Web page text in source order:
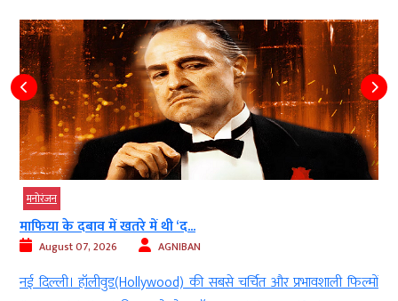
मनोरंजन
माफिया के दबाव में खतरे में थी ‘द...
August 07, 2026 AGNIBAN
नई दिल्ली। हॉलीवुड(Hollywood) की सबसे चर्चित और प्रभावशाली फिल्मों